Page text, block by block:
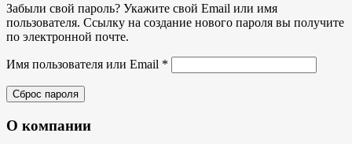
Забыли свой пароль? Укажите свой Email или имя
пользователя. Ссылку на создание нового пароля вы получите
по электронной почте.
Имя пользователя или Email *
Сброс пароля
О компании